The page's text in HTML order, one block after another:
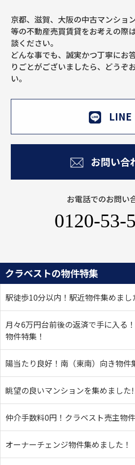
京都、滋賀、大阪の中古マンショ
等の不動産売買賃貸をお考えの際
談ください。
どんな事でも、誠実かつ丁寧にお
りごとがございましたら、どうぞ
い。
LINE
お問い合
お電話でのお問い
0120-53-
クラベストの物件特集
駅徒歩10分以内！駅近物件集めまし
月々6万円台前後の返済で手に入る
物件特集！
陽当たり良好！南（東南）向き物件
眺望の良いマンションを集めました
仲介手数料0円！クラベスト売主物
オーナーチェンジ物件集めました！